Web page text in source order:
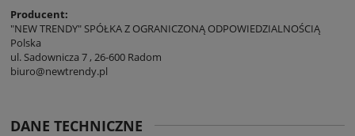
Producent:
"NEW TRENDY" SPÓŁKA Z OGRANICZONĄ ODPOWIEDZIALNOŚCIĄ
Polska
ul. Sadownicza 7 , 26-600 Radom
biuro@newtrendy.pl
DANE TECHNICZNE